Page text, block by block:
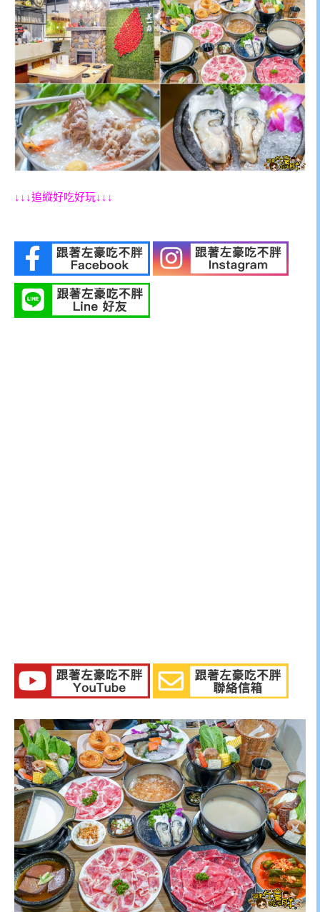
↓↓↓追縱好吃好玩↓↓↓